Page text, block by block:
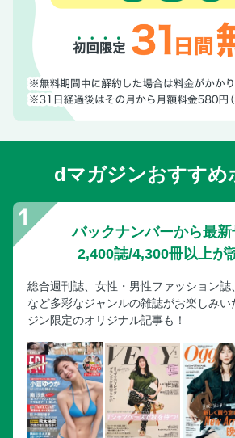
dマガジンおすすめ
バックナンバーから最新
2,400誌/4,300冊以上が
総合週刊誌、女性・男性ファッション
など多彩なジャンルの雑誌がお楽しみ
ジン限定のオリジナル記事も！